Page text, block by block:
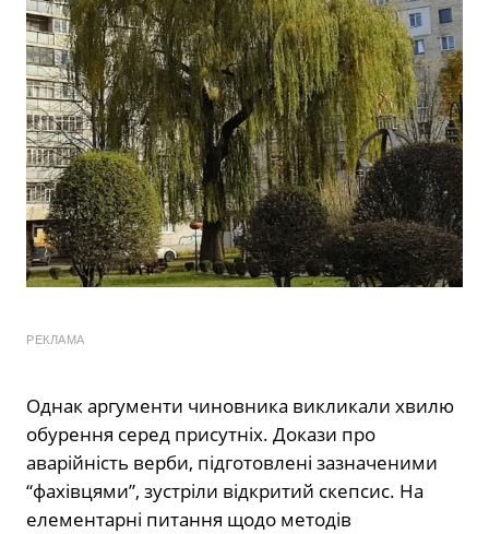
РЕКЛАМА
Однак аргументи чиновника викликали хвилю
обурення серед присутніх. Докази про
аварійність верби, підготовлені зазначеними
“фахівцями”, зустріли відкритий скепсис. На
елементарні питання щодо методів